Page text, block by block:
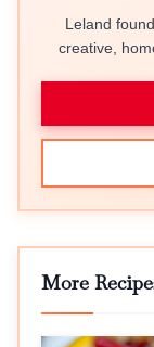
Leland
creative,
More